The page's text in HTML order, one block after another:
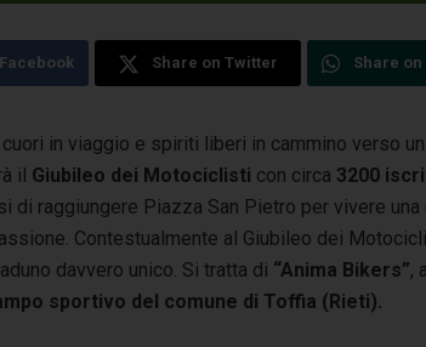
Share on Twitter Share on
in viaggio e spiriti liberi in cammino verso
il Giubileo dei Motociclisti con circa 3200
di raggiungere Piazza San Pietro per vivere
Contestualmente al Giubileo dei
davvero unico. Si tratta di “Anima Bikers”,
sportivo del comune di Toffia (Rieti).